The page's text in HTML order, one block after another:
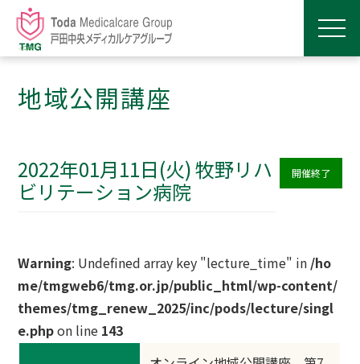
地域公開講座
開催終了
2022年01月11日(火) 牧野リハ
ビリテーション病院
Warning: Undefined array key "lecture_time" in /ho
me/tmgweb6/tmg.or.jp/public_html/wp-content/
themes/tmg_renew_2025/inc/pods/lecture/singl
e.phpon line 143